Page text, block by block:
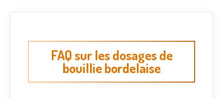
FAQ sur les dosages de
bouillie bordelaise